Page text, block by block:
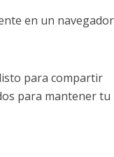
en un navegador
para compartir
para mantener tu